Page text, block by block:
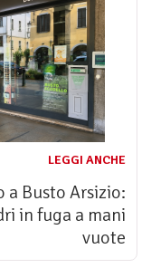
LEGGI ANCHE
Busto Arsizio:
in fuga a mani
vuote